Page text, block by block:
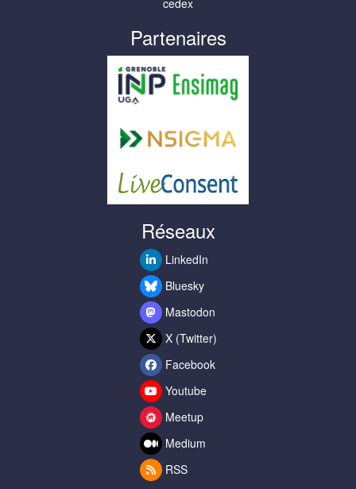
cedex
Partenaires
Réseaux
LinkedIn
Bluesky
Mastodon
X (Twitter)
Facebook
Youtube
Meetup
Medium
RSS